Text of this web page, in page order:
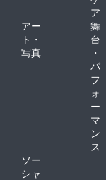
ア
アー
ト・
写真
舞
台
・
パ
フ
ォ
ー
マ
ン
ス
ソー
シャ